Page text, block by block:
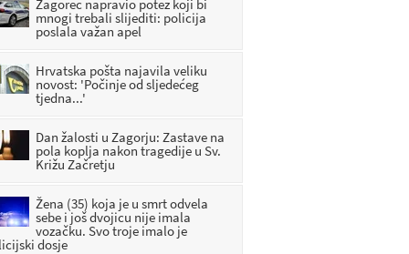
Zagorec napravio potez koji bi
mnogi trebali slijediti: policija
poslala važan apel
Hrvatska pošta najavila veliku
novost: 'Počinje od sljedećeg
tjedna...'
Dan žalosti u Zagorju: Zastave na
pola koplja nakon tragedije u Sv.
Križu Začretju
Žena (35) koja je u smrt odvela
sebe i još dvojicu nije imala
vozačku. Svo troje imalo je
dosje